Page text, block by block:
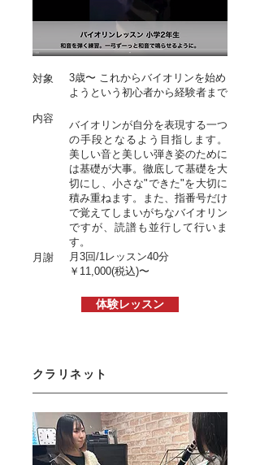
対象
3歳〜 これからバイオリンを始め
ようという初心者から経験者まで
内容
バイオリンが自分を表現する一つ
の手段となるよう目指します。
美しい音と美しい弾き姿のために
は基礎が大事。徹底して基礎を大
切にし、小さな"できた"を大切に
積み重ねます。また、指番号だけ
で覚えてしまいがちなバイオリン
ですが、読譜も並行して行いま
す。
月謝
月3回/1レッスン40分
￥11,000(税込)〜
体験レッスン
クラリネット